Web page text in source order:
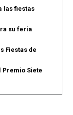
las fiestas
su feria
Fiestas de
Premio Siete